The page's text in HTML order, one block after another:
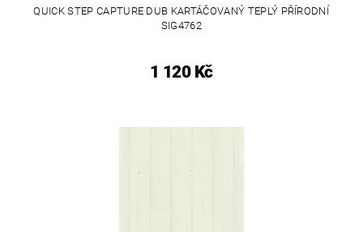
QUICK STEP CAPTURE DUB KARTÁČOVANÝ TEPLÝ PŘÍRODNÍ
SIG4762
1 120 Kč